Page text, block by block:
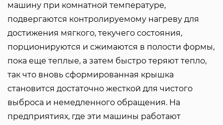
машину при комнатной температуре,
подвергаются контролируемому нагреву для
достижения мягкого, текучего состояния,
порционируются и сжимаются в полости формы,
пока еще теплые, а затем быстро теряют тепло,
так что вновь сформированная крышка
становится достаточно жесткой для чистого
выброса и немедленного обращения. На
предприятиях, где эти машины работают